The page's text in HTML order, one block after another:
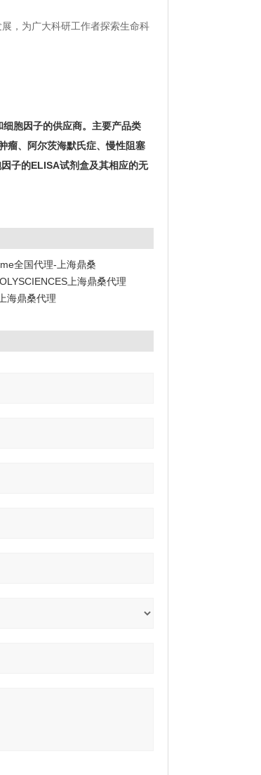
，为广大科研工作者探索生命科
胞因子的供应商。主要产品类
瘤、阿尔茨海默氏症、慢性阻塞
子的ELISA试剂盒及其相应的无
全国代理-上海鼎桑
上海鼎桑代理
海鼎桑代理